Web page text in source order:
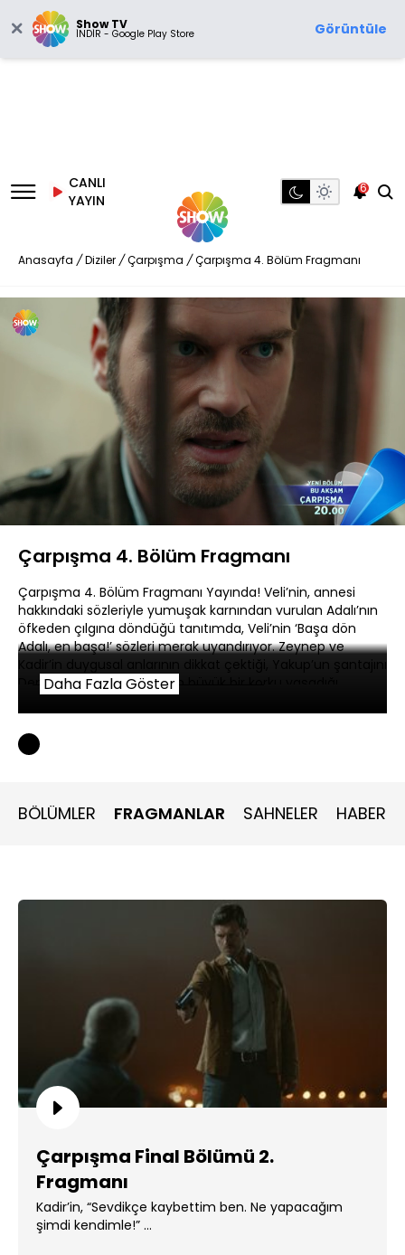
Show TV
İNDİR - Google Play Store Görüntüle
CANLI
YAYIN
6
Anasayfa / Diziler / Çarpışma / Çarpışma 4. Bölüm Fragmanı
Aç
Yüklendi
55.33%
Oynatma
Hızı
Çarpışma 4. Bölüm Fragmanı
Çarpışma 4. Bölüm Fragmanı Yayında! Veli’nin, annesi
hakkındaki sözleriyle yumuşak karnından vurulan Adalı’nın
öfkeden çılgına döndüğü tanıtımda, Veli’nin ‘Başa dön
Adalı, en başa!’ sözleri merak uyandırıyor. Zeynep ve
Kadir’in duygusal anlarının dikkat çektiği, Yakup’un şantajını
Demir’e anlatan Belma’nın büyük bir korku yaşadığı,
köşe bir sürpriz yaptığı tanıtımda çekilen silahlar gerilimin
daha da artacağına işaret ediyor.
Daha Fazla Göster
BÖLÜMLER FRAGMANLAR SAHNELER
Çarpışma Final Bölümü 2.
Fragmanı
Kadir’in, “Sevdikçe kaybettim ben. Ne yapacağım
şimdi kendimle!” ...